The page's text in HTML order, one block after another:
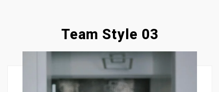
Team Style 03